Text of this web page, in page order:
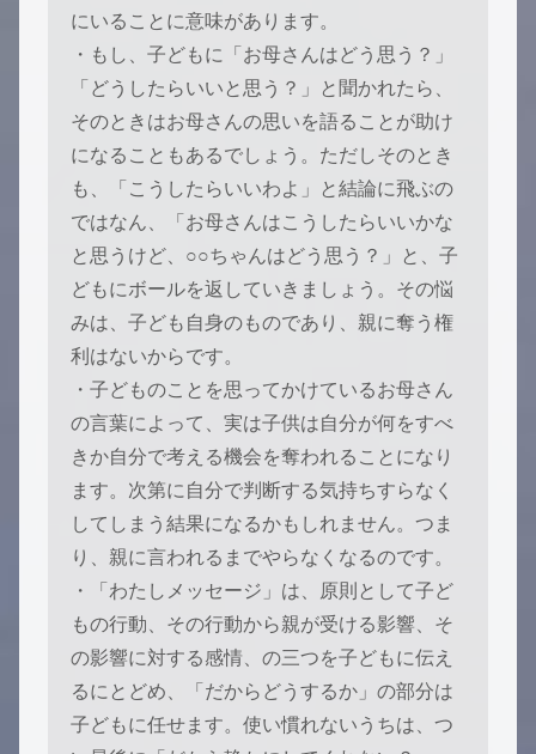
にいることに意味があります。
・もし、子どもに「お母さんはどう思う？」
「どうしたらいいと思う？」と聞かれたら、
そのときはお母さんの思いを語ることが助け
になることもあるでしょう。ただしそのとき
も、「こうしたらいいわよ」と結論に飛ぶの
ではなん、「お母さんはこうしたらいいかな
と思うけど、○○ちゃんはどう思う？」と、子
どもにボールを返していきましょう。その悩
みは、子ども自身のものであり、親に奪う権
利はないからです。
・子どものことを思ってかけているお母さん
の言葉によって、実は子供は自分が何をすべ
きか自分で考える機会を奪われることになり
ます。次第に自分で判断する気持ちすらなく
してしまう結果になるかもしれません。つま
り、親に言われるまでやらなくなるのです。
・「わたしメッセージ」は、原則として子ど
もの行動、その行動から親が受ける影響、そ
の影響に対する感情、の三つを子どもに伝え
るにとどめ、「だからどうするか」の部分は
子どもに任せます。使い慣れないうちは、つ